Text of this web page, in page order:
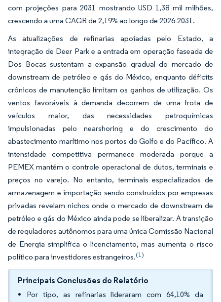
com projeções para 2031 mostrando USD 1,38 mil milhões,
crescendo a uma CAGR de 2,19% ao longo de 2026-2031.
As atualizações de refinarias apoiadas pelo Estado, a
integração de Deer Park e a entrada em operação faseada de
Dos Bocas sustentam a expansão gradual do mercado de
downstream de petróleo e gás do México, enquanto déficits
crônicos de manutenção limitam os ganhos de utilização. Os
ventos favoráveis à demanda decorrem de uma frota de
veículos maior, das necessidades petroquímicas
impulsionadas pelo nearshoring e do crescimento do
abastecimento marítimo nos portos do Golfo e do Pacífico. A
intensidade competitiva permanece moderada porque a
PEMEX mantém o controle operacional de dutos, terminais e
preços no varejo. No entanto, terminais especializados de
armazenagem e importação sendo construídos por empresas
privadas revelam nichos onde o mercado de downstream de
petróleo e gás do México ainda pode se liberalizar. A transição
de reguladores autônomos para uma única Comissão Nacional
de Energia simplifica o licenciamento, mas aumenta o risco
político para investidores estrangeiros.(1)
Principais Conclusões do Relatório
Por tipo, as refinarias lideraram com 64,10% da